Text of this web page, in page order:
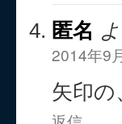
匿名
2014年9
矢印